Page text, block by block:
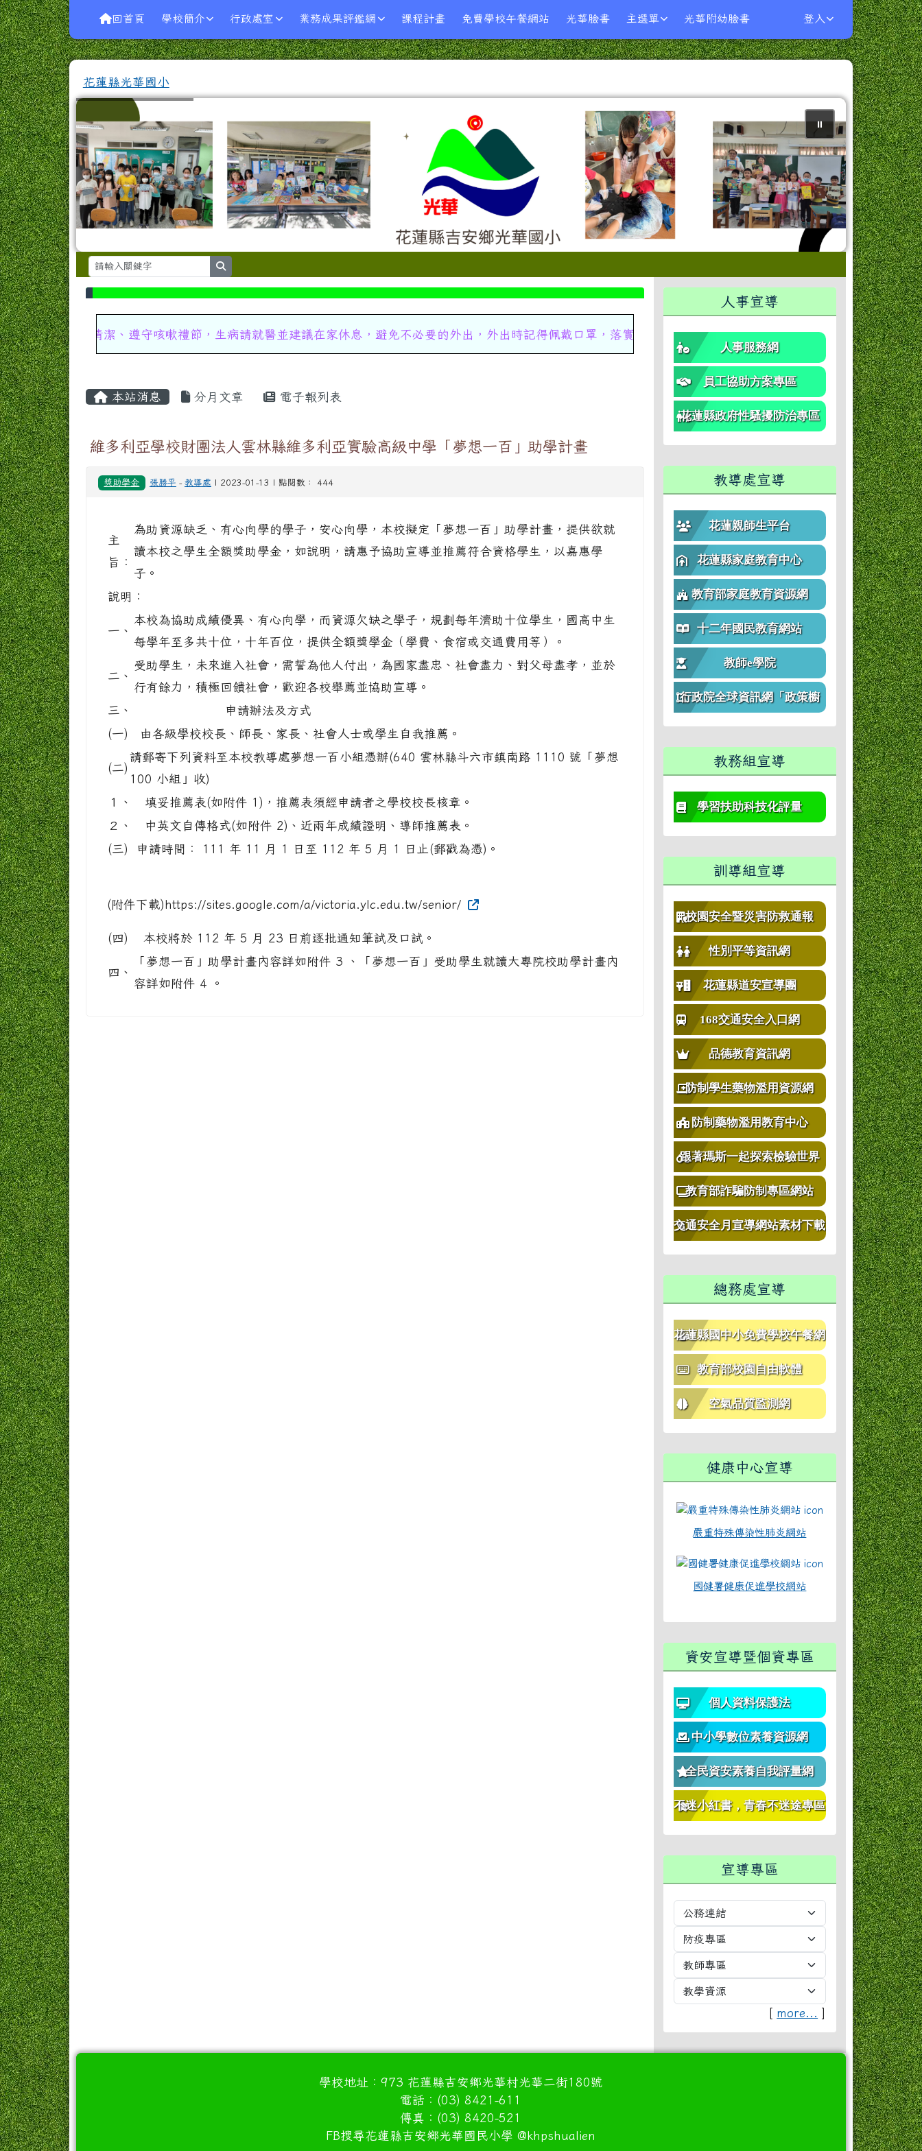
跳至主內容區
花蓮縣光華國小
導覽列 回首頁 學校簡介 行政處室 業務成果評鑑網 課程計畫 免費學校午餐網站 光華臉書 主選單 光華附幼臉書 登入
花蓮縣光華國小
⏸
上中區域內容
部清潔、遵守咳嗽禮節，生病請就醫並建議在家休息，避免不必要的外出，外出時記得佩戴口罩，落實個人防護措施，保護自己及他人健康，鼓勵踴躍接種疫苗，以提
主內容區域
本站消息 分月文章 電子報列表
維多利亞學校財團法人雲林縣維多利亞實驗高級中學「夢想一百」助學計畫
獎助學金 張勝平 - 教導處 | 2023-01-13 | 點閱數： 444
主
旨：
為助資源缺乏、有心向學的學子，安心向學，本校擬定「夢想一百」助學計畫，提供欲就
讀本校之學生全額獎助學金，如說明，請惠予協助宣導並推薦符合資格學生，以嘉惠學
子。
說明：
一、
本校為協助成績優異、有心向學，而資源欠缺之學子，規劃每年濟助十位學生，國高中生
每學年至多共十位，十年百位，提供全額獎學金（學費、食宿或交通費用等）。
二、
受助學生，未來進入社會，需誓為他人付出，為國家盡忠、社會盡力、對父母盡孝，並於
行有餘力，積極回饋社會，歡迎各校舉薦並協助宣導。
三、
申請辦法及方式
(一)
由各級學校校長、師長、家長、社會人士或學生自我推薦。
(二)
請郵寄下列資料至本校教導處夢想一百小組憑辦(640 雲林縣斗六市鎮南路 1110 號「夢想
100 小組」收)
１、
填妥推薦表(如附件 1)，推薦表須經申請者之學校校長核章。
２、
中英文自傳格式(如附件 2)、近兩年成績證明、導師推薦表。
(三)
申請時間： 111 年 11 月 1 日至 112 年 5 月 1 日止(郵戳為憑)。
(附件下載)https://sites.google.com/a/victoria.ylc.edu.tw/senior/
(四) 本校將於 112 年 5 月 23 日前逐批通知筆試及口試。
四、
「夢想一百」助學計畫內容詳如附件 3 、「夢想一百」受助學生就讀大專院校助學計畫內
容詳如附件 4 。
右邊區域內容
人事宣導
人事服務網
員工協助方案專區
花蓮縣政府性騷擾防治專區
教導處宣導
花蓮親師生平台
花蓮縣家庭教育中心
教育部家庭教育資源網
十二年國民教育網站
教師e學院
行政院全球資訊網「政策櫥
窗」
教務組宣導
學習扶助科技化評量
訓導組宣導
校園安全暨災害防救通報
性別平等資訊網
花蓮縣道安宣導團
168交通安全入口網
品德教育資訊網
防制學生藥物濫用資源網
防制藥物濫用教育中心
跟著瑪斯一起探索檢驗世界
教育部詐騙防制專區網站
交通安全月宣導網站素材下載
區
總務處宣導
花蓮縣國中小免費學校午餐網
站
教育部校園自由軟體
空氣品質監測網
健康中心宣導
嚴重特殊傳染性肺炎網站
國健署健康促進學校網站
資安宣導暨個資專區
個人資料保護法
中小學數位素養資源網
全民資安素養自我評量網
不迷小紅書，青春不迷途專區
宣導專區
[ more... ]
頁尾區域
學校地址：973 花蓮縣吉安鄉光華村光華二街180號
電話：(03) 8421-611
傳真：(03) 8420-521
FB搜尋花蓮縣吉安鄉光華國民小學 @khpshualien